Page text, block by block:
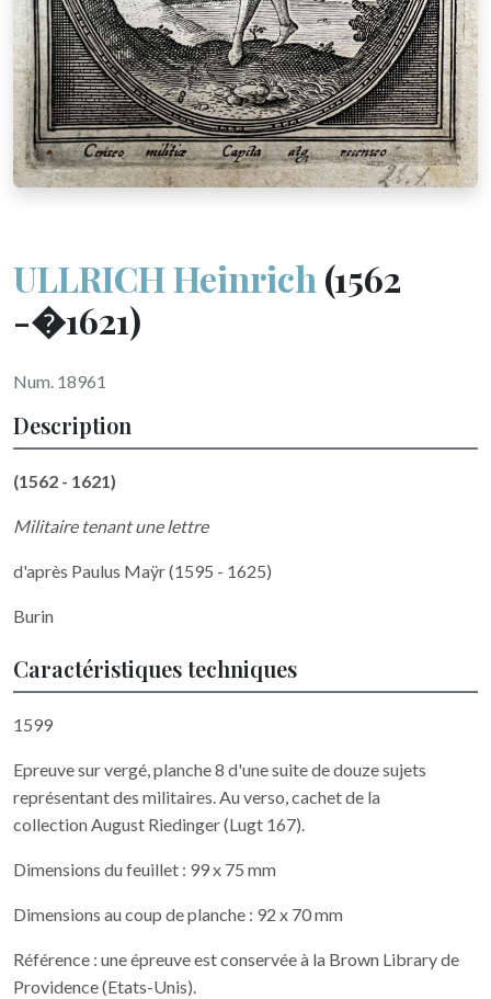
ULLRICH Heinrich (1562
-�1621)
Num. 18961
Description
(1562 - 1621)
Militaire tenant une lettre
d'après Paulus Maÿr (1595 - 1625)
Burin
Caractéristiques techniques
1599
Epreuve sur vergé, planche 8 d'une suite de douze sujets
représentant des militaires. Au verso, cachet de la
collection August Riedinger (Lugt 167).
Dimensions du feuillet : 99 x 75 mm
Dimensions au coup de planche : 92 x 70 mm
Référence : une épreuve est conservée à la Brown Library de
Providence (Etats-Unis).